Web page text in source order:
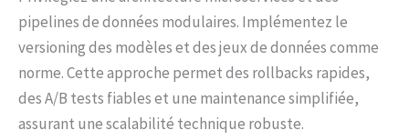
pipelines de données modulaires. Implémentez le
versioning des modèles et des jeux de données comme
norme. Cette approche permet des rollbacks rapides,
des A/B tests fiables et une maintenance simplifiée,
assurant une scalabilité technique robuste.